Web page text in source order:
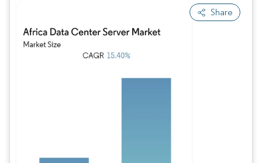
Share